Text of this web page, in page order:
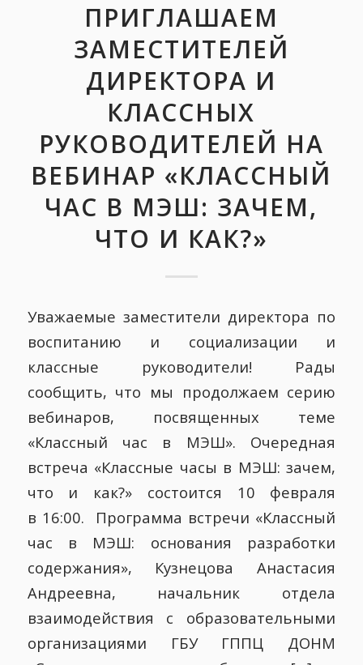
ПРИГЛАШАЕМ
ЗАМЕСТИТЕЛЕЙ
ДИРЕКТОРА И
КЛАССНЫХ
РУКОВОДИТЕЛЕЙ НА
ВЕБИНАР «КЛАССНЫЙ
ЧАС В МЭШ: ЗАЧЕМ,
ЧТО И КАК?»
Уважаемые заместители директора по
воспитанию и социализации и
классные руководители! Рады
сообщить, что мы продолжаем серию
вебинаров, посвященных теме
«Классный час в МЭШ». Очередная
встреча «Классные часы в МЭШ: зачем,
что и как?» состоится 10 февраля
в 16:00. Программа встречи «Классный
час в МЭШ: основания разработки
содержания», Кузнецова Анастасия
Андреевна, начальник отдела
взаимодействия с образовательными
организациями ГБУ ГППЦ ДОНМ